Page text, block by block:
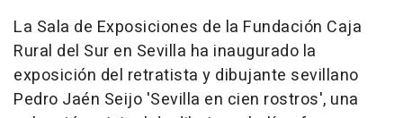
La Sala de Exposiciones de la Fundación Caja
Rural del Sur en Sevilla ha inaugurado la
exposición del retratista y dibujante sevillano
Pedro Jaén Seijo 'Sevilla en cien rostros', una